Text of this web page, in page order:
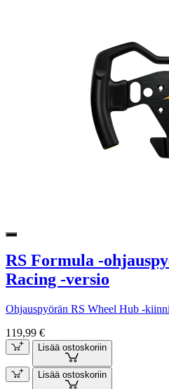
RS Formula -
Racing -versio
Ohjauspyörän RS Wheel Hub -
119,99 €
Lisää ostoskoriin
Lisää ostoskoriin